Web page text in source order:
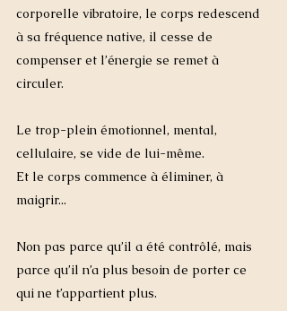
corporelle vibratoire, le corps redescend
à sa fréquence native, il cesse de
compenser et l’énergie se remet à
circuler.
Le trop-plein émotionnel, mental,
cellulaire, se vide de lui-même.
Et le corps commence à éliminer, à
maigrir...
Non pas parce qu’il a été contrôlé, mais
parce qu’il n’a plus besoin de porter ce
qui ne t’appartient plus.